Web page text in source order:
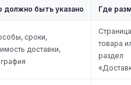
должно быть указано Где
сроки,
доставки,
Страница
товара
раздел